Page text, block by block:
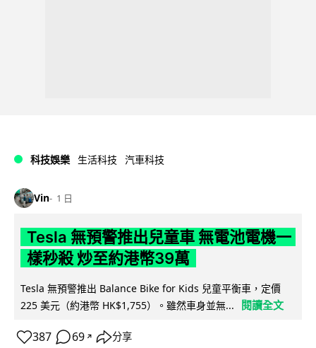
科技娛樂 生活科技 汽車科技
Vin 1 日
Tesla 無預警推出兒童車 無電池電機一
樣秒殺 炒至約港幣39萬
Tesla 無預警推出 Balance Bike for Kids 兒童平衡車，定價
225 美元（約港幣 HK$1,755）。雖然車身並無...
閱讀全文
387 69 ↗ 分享